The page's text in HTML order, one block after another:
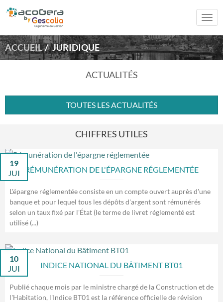
ACCUEIL JURIDIQUE
ACTUALITÉS
TOUTES LES ACTUALITÉS
CHIFFRES UTILES
RÉMUNÉRATION DE L'ÉPARGNE RÉGLEMENTÉE
19
JUI
L'épargne réglementée consiste en un compte ouvert auprès d'une
banque et pour lequel tous les dépôts d'argent sont rémunérés
selon un taux fixé par l'État (le terme de livret réglementé est
utilisé (...)
INDICE NATIONAL DU BÂTIMENT BT01
10
JUI
Publié chaque mois par le ministre chargé de la Construction et de
l'Habitation, l'Indice BT01 est la référence officielle de révision